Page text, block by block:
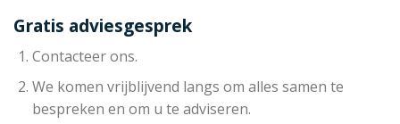
Gratis adviesgesprek
Contacteer ons.
We komen vrijblijvend langs om alles samen te
bespreken en om u te adviseren.